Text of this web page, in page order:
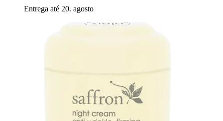
Entrega até 20. agosto